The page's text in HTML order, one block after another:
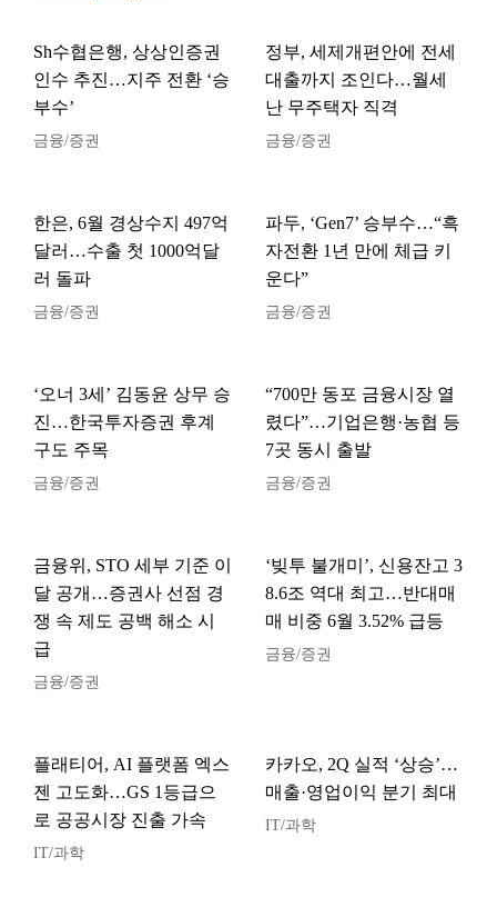
Sh수협은행, 상상인증권
인수 추진…지주 전환 ‘승
부수’
금융/증권
정부, 세제개편안에 전세
대출까지 조인다…월세
난 무주택자 직격
금융/증권
한은, 6월 경상수지 497억
달러…수출 첫 1000억달
러 돌파
금융/증권
파두, ‘Gen7’ 승부수…“흑
자전환 1년 만에 체급 키
운다”
금융/증권
‘오너 3세’ 김동윤 상무 승
진…한국투자증권 후계
구도 주목
금융/증권
“700만 동포 금융시장 열
렸다”…기업은행·농협 등
7곳 동시 출발
금융/증권
금융위, STO 세부 기준 이
달 공개…증권사 선점 경
쟁 속 제도 공백 해소 시
급
금융/증권
‘빚투 불개미’, 신용잔고 3
8.6조 역대 최고…반대매
매 비중 6월 3.52% 급등
금융/증권
플래티어, AI 플랫폼 엑스
젠 고도화…GS 1등급으
로 공공시장 진출 가속
IT/과학
카카오, 2Q 실적 ‘상승’…
매출·영업이익 분기 최대
IT/과학